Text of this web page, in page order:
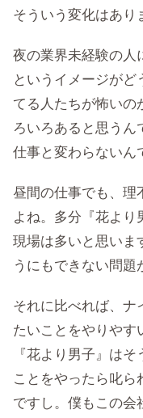
そういう変化はあり
夜の業界未経験の人
というイメージが
てる人たちが怖いの
ろいろあると思うん
仕事と変わらないん
昼間の仕事でも、理
よね。多分『花より
現場は多いと思いま
うにもできない問題
それに比べれば、ナ
たいことをやりやす
『花より男子』は
ことをやったら叱ら
ですし。僕もこの会